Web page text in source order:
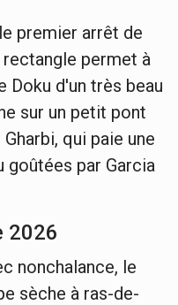
premier arrêt de
permet à
Doku d'un très beau
sur un petit pont
qui paie une
par Garcia
2026
nonchalance, le
sèche à ras-de-